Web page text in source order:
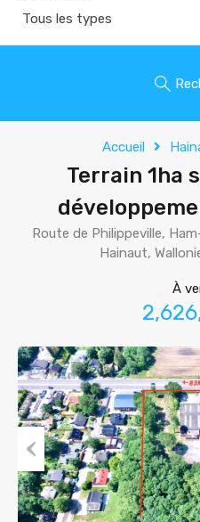
Tous les types
Accueil
Terrain 1ha
Route de Philippeville,
Hainaut,
À
Previous